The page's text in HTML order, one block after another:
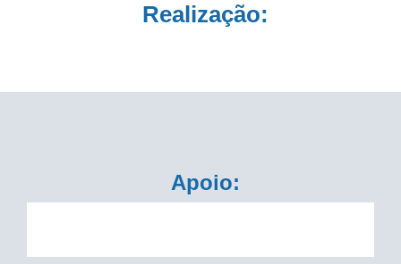
Realização:
Apoio: